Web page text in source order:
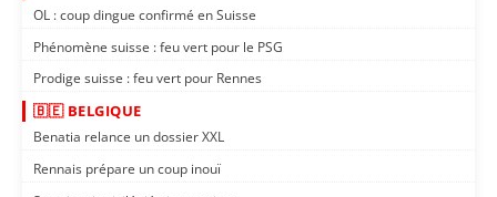
OL : coup dingue confirmé en Suisse
Phénomène suisse : feu vert pour le PSG
Prodige suisse : feu vert pour Rennes
🇧🇪 BELGIQUE
Benatia relance un dossier XXL
Rennais prépare un coup inouï